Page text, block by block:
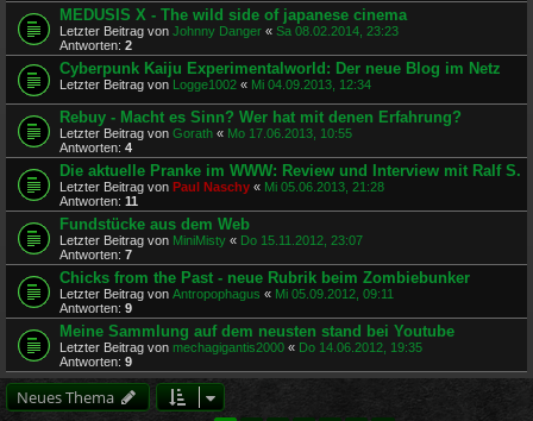
MEDUSIS X - The wild side of japanese cinema
Letzter Beitrag von Johnny Danger « Sa 08.02.2014, 23:23
Antworten: 2
Cyberpunk Kaiju Experimentalworld: Der neue Blog im Netz
Letzter Beitrag von Logge1002 « Mi 04.09.2013, 12:34
Rebuy - Macht es Sinn? Wer hat mit denen Erfahrung?
Letzter Beitrag von Gorath « Mo 17.06.2013, 10:55
Antworten: 4
Die aktuelle Pranke im WWW: Review und Interview mit Ralf S.
Letzter Beitrag von Paul Naschy « Mi 05.06.2013, 21:28
Antworten: 11
Fundstücke aus dem Web
Letzter Beitrag von MiniMisty « Do 15.11.2012, 23:07
Antworten: 7
Chicks from the Past - neue Rubrik beim Zombiebunker
Letzter Beitrag von Antropophagus « Mi 05.09.2012, 09:11
Antworten: 9
Meine Sammlung auf dem neusten stand bei Youtube
Letzter Beitrag von mechagigantis2000 « Do 14.06.2012, 19:35
Antworten: 9
Neues Thema